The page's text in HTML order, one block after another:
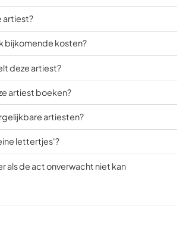
artiest?
bijkomende kosten?
deze artiest?
artiest boeken?
artiesten?
lettertjes'?
als de act onverwacht niet kan